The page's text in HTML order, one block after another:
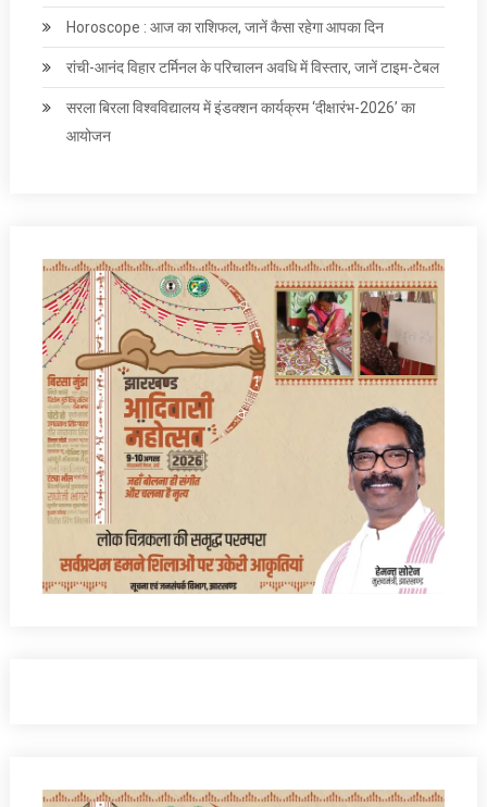
Horoscope : आज का राशिफल, जानें कैसा रहेगा आपका दिन
रांची-आनंद विहार टर्मिनल के परिचालन अवधि में विस्तार, जानें टाइम-टेबल
सरला बिरला विश्वविद्यालय में इंडक्शन कार्यक्रम ‘दीक्षारंभ-2026’ का
आयोजन